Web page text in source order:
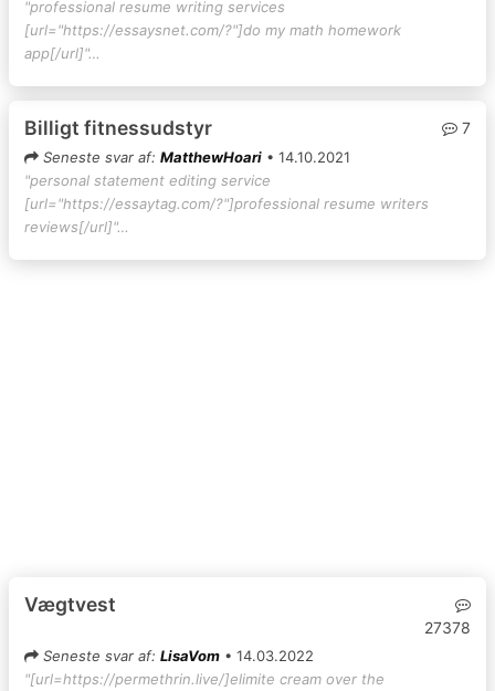
"professional resume writing services
[url="https://essaysnet.com/?"]do my math homework
app[/url]"…
Billigt fitnessudstyr 7
Seneste svar af: MatthewHoari • 14.10.2021
"personal statement editing service
[url="https://essaytag.com/?"]professional resume writers
reviews[/url]"…
Vægtvest
27378
Seneste svar af: LisaVom • 14.03.2022
"[url=https://permethrin.live/]elimite cream over the